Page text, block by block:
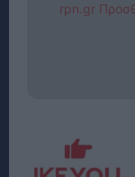
rpn.gr